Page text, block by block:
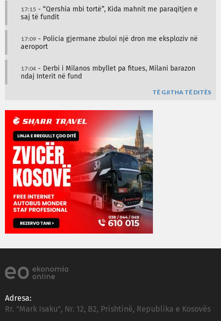
17:15 - “Qershia mbi tortë”, Kida mahnit me paraqitjen e
saj të fundit
17:09 - Policia gjermane zbuloi një dron me eksploziv në
aeroport
17:04 - Derbi i Milanos mbyllet pa fitues, Milani barazon
ndaj Interit në fund
TË GJITHA TË DITËS
Adresa:
Rr. "Mark Isaku", Nr. 12, B2, Prishtinë, Republika e Kosovës